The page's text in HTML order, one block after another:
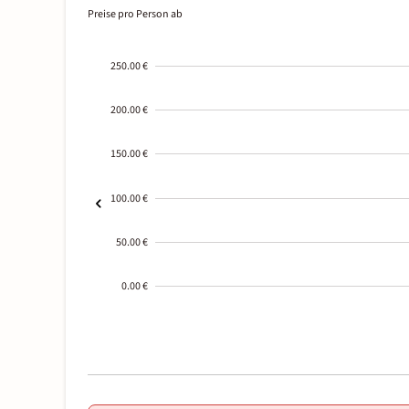
Preise pro Person ab
250.00 €
200.00 €
150.00 €
100.00 €
50.00 €
0.00 €
01-02